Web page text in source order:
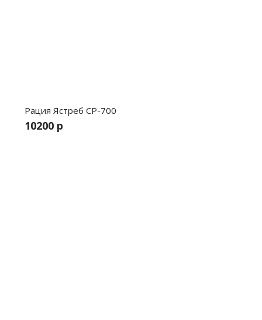
Рация Ястреб СР-700
10200 р